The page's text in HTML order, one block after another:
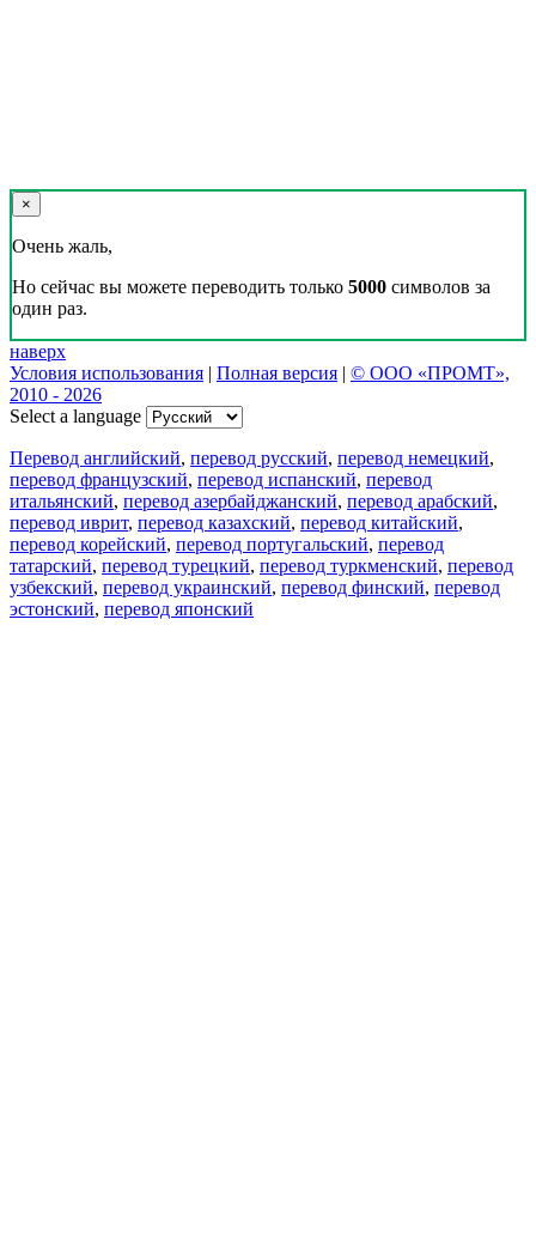
×
Очень жаль,
Но сейчас вы можете переводить только 5000 символов за
один раз.
наверх
Условия использования | Полная версия | © ООО «ПРОМТ»,
2010 - 2026
Select a language
Перевод английский, перевод русский, перевод немецкий,
перевод французский, перевод испанский, перевод
итальянский, перевод азербайджанский, перевод арабский,
перевод иврит, перевод казахский, перевод китайский,
перевод корейский, перевод португальский, перевод
татарский, перевод турецкий, перевод туркменский, перевод
узбекский, перевод украинский, перевод финский, перевод
эстонский, перевод японский